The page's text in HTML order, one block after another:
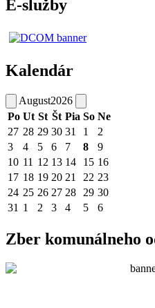
E-služby
Kalendár
August2026
Po Ut St Št Pia So Ne
27 28 29 30 31 1
2
3
4 5 6 7 8
9
10 11 12 13 14 15 16
17 18 19 20 21 22 23
24 25 26 27 28 29 30
31 1 2 3 4 5 6
Zber komunálneho